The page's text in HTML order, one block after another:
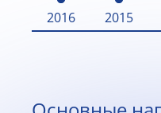
2016
2015